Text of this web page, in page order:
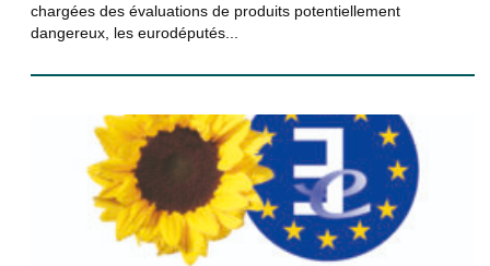
chargées des évaluations de produits potentiellement
dangereux, les eurodéputés...